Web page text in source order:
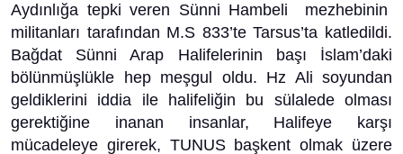
Aydınlığa tepki veren Sünni Hambeli mezhebinin
militanları tarafından M.S 833’te Tarsus’ta katledildi.
Bağdat Sünni Arap Halifelerinin başı İslam’daki
bölünmüşlükle hep meşgul oldu. Hz Ali soyundan
geldiklerini iddia ile halifeliğin bu sülalede olması
gerektiğine inanan insanlar, Halifeye karşı
mücadeleye girerek, TUNUS başkent olmak üzere